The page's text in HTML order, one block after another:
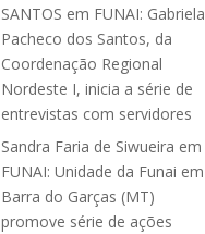
SANTOS em FUNAI: Gabriela
Pacheco dos Santos, da
Coordenação Regional
Nordeste I, inicia a série de
entrevistas com servidores
Sandra Faria de Siwueira em
FUNAI: Unidade da Funai em
Barra do Garças (MT)
promove série de ações